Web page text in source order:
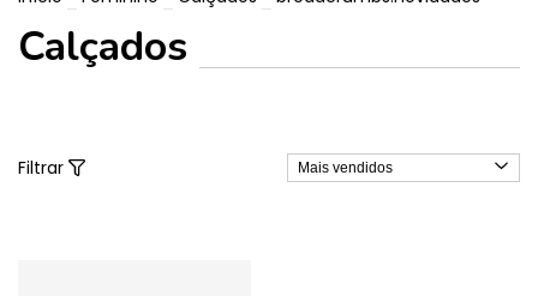
Calçados
Filtrar